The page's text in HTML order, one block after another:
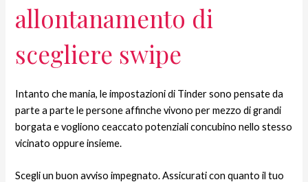
allontanamento di
scegliere swipe
Intanto che mania, le impostazioni di Tinder sono pensate da
parte a parte le persone affinche vivono per mezzo di grandi
borgata e vogliono ceaccato potenziali concubino nello stesso
vicinato oppure insieme.
Scegli un buon avviso impegnato. Assicurati con quanto il tuo